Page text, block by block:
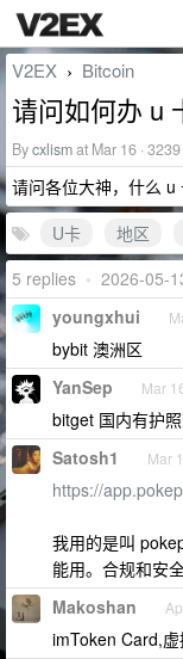
V2EX › Bitcoin
请问如何办 u
Bycxlismat Mar 16 ·
请问各位大神，什么 u
U卡
地区
5 replies • 2026-05-
youngxhui
bybit 澳洲区
YanSep Mar
bitget 国内有护
Satosh1 Mar
https://
我用的是叫
能用。合规和安
Makoshan
imToken Card,